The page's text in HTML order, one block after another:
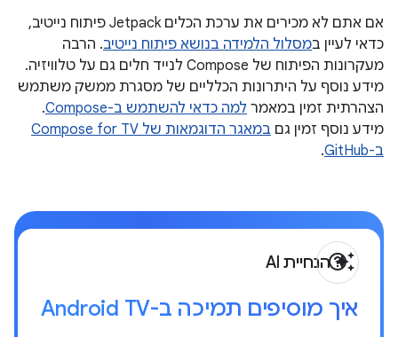
אם אתם לא מכירים את ערכת הכלים Jetpack פיתוח נייטיב,
כדאי לעיין במסלול הלמידה בנושא פיתוח נייטיב. הרבה
מעקרונות הפיתוח של Compose לנייד חלים גם על טלוויזיה.
מידע נוסף על היתרונות הכלליים של מסגרת ממשק משתמש
הצהרתית זמין במאמר למה כדאי להשתמש ב-Compose
.
מידע נוסף זמין גם
במאגר הדוגמאות של Compose for TV
ב-GitHub
.
auto_awesomeהנחיית AI
איך מוסיפים תמיכה ב-Android TV
help_outline